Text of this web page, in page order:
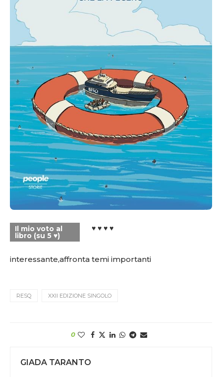
Il mio voto al
libro (su 5 ♥)
♥ ♥ ♥ ♥
interessante,affronta temi importanti
RESQ XXII EDIZIONE SINGOLO
0
GIADA TARANTO